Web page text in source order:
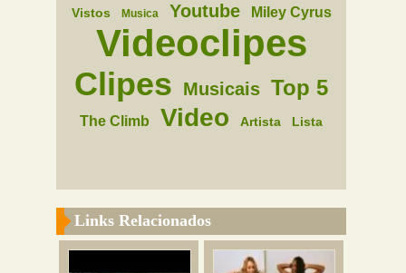
Vistos Musica Youtube Miley Cyrus
Videoclipes
Clipes Musicais Top 5
The Climb Video Artista Lista
Links Relacionados